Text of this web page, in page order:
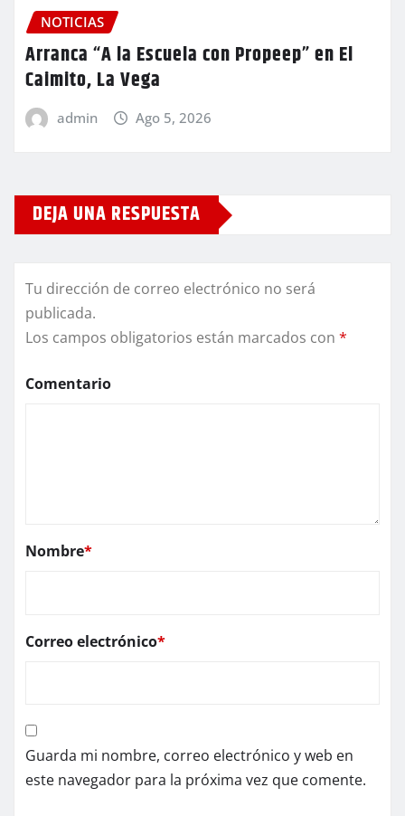
NOTICIAS
Arranca “A la Escuela con Propeep” en El
Caimito, La Vega
admin Ago 5, 2026
DEJA UNA RESPUESTA
Tu dirección de correo electrónico no será
publicada.
Los campos obligatorios están marcados con *
Comentario
Nombre*
Correo electrónico*
Guarda mi nombre, correo electrónico y web en
este navegador para la próxima vez que comente.